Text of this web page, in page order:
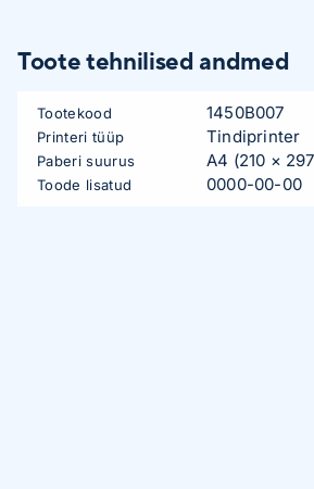
Toote tehnilised andmed
Tootekood 1450B007
Printeri tüüp Tindiprinter
Paberi suurus A4 (210 ×
Toode lisatud 0000-00-00